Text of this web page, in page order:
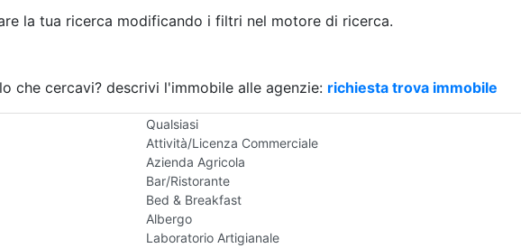
Camera d'Albergo
Box/Garage
Qualsiasi
Attività/Licenza Commerciale
Azienda Agricola
Bar/Ristorante
Bed & Breakfast
Albergo
Laboratorio Artigianale
la tua ricerca modificando i filtri nel motore di ricerca.
che cercavi? descrivi l'immobile alle agenzie: richiesta trova immobile